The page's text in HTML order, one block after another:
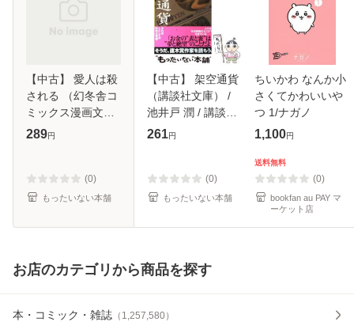
【中古】 愛人は殺
される （幻冬舎コ
ミックス漫画文
庫） / 梅太郎 / 幻
289円
(0)
もったいない本舗
【中古】 架空通貨
（講談社文庫） /
池井戸 潤 / 講談社
[文庫]【メール便送
261円
(0)
もったいない本舗
ちいかわ なんか小
さくてかわいいや
つ 1/ナガノ
1,100円
送料無料
(0)
bookfan au PAY マ
ーケット店
お店のカテゴリから商品を探す
本・コミック・雑誌 （ 1,257,580）